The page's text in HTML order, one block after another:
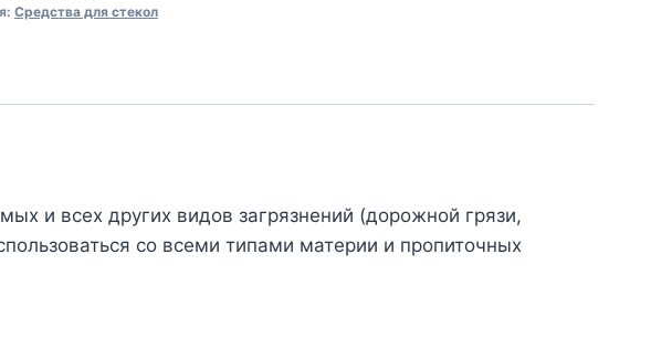
Средства для стекол
и всех других видов загрязнений (дорожной грязи,
со всеми типами материи и пропиточных